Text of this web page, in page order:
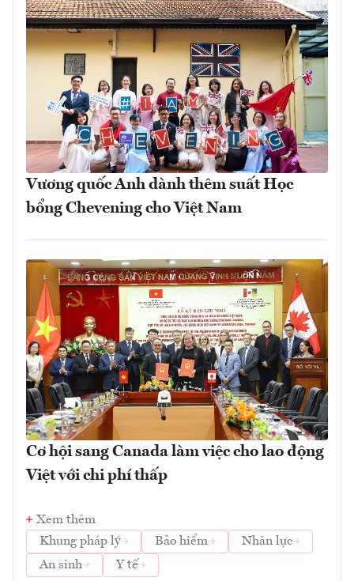
Vương quốc Anh dành thêm suất Học
bổng Chevening cho Việt Nam
Cơ hội sang Canada làm việc cho lao động
Việt với chi phí thấp
Xem thêm
Khung pháp lý
Bảo hiểm
Nhân lực
An sinh
Y tế